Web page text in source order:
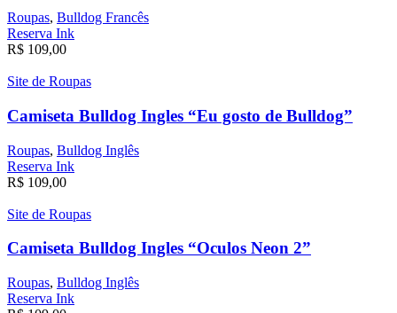
Roupas, Bulldog Francês
Reserva Ink
R$ 109,00
Site de Roupas
Camiseta Bulldog Ingles “Eu gosto de Bulldog”
Roupas, Bulldog Inglês
Reserva Ink
R$ 109,00
Site de Roupas
Camiseta Bulldog Ingles “Oculos Neon 2”
Roupas, Bulldog Inglês
Reserva Ink